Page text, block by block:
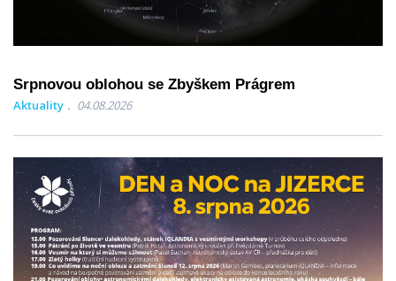
Srpnovou oblohou se Zbyškem Prágrem
Aktuality 04.08.2026